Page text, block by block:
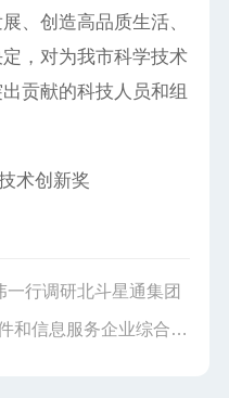
、创造高品质生活、
，对为我市科学技术
贡献的科技人员和组
术创新奖
行调研北斗星通集团
服务企业综合竞争力五十强